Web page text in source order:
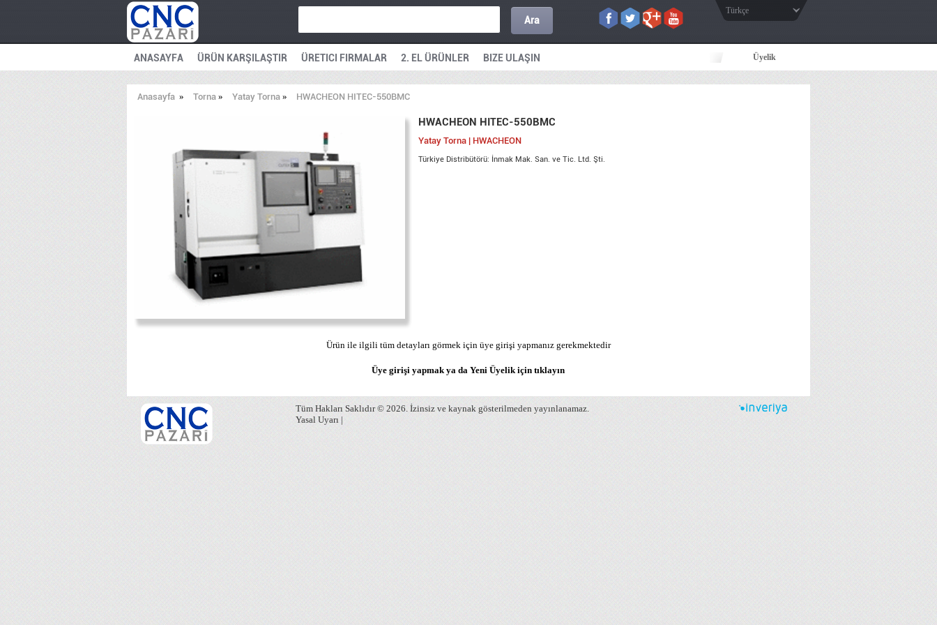
Ara
Türkçe
ANASAYFA ÜRÜN KARŞILAŞTIR ÜRETICI FIRMALAR 2. EL ÜRÜNLER BIZE ULAŞIN Üyelik
Anasayfa» Torna» Yatay Torna» HWACHEON HITEC-550BMC
HWACHEON HITEC-550BMC
Yatay Torna | HWACHEON
Türkiye Distribütörü: İnmak Mak. San. ve Tic. Ltd. Şti.
Ürün ile ilgili tüm detayları görmek için üye girişi yapmanız gerekmektedir
Üye girişi yapmak ya da Yeni Üyelik içintıklayın
Tüm Hakları Saklıdır © 2026. İzinsiz ve kaynak gösterilmeden yayınlanamaz.
Yasal Uyarı|